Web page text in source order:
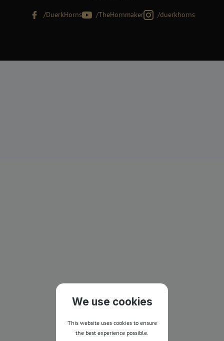
/DuerkHorns /TheHornmaker /duerkhorns
We use cookies
This website uses cookies to ensure
the best experience possible.